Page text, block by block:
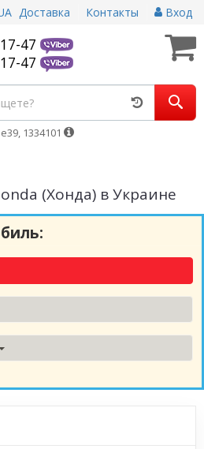
Доставка Контакты Вход
47
47
1334101
(Хонда) в Украине